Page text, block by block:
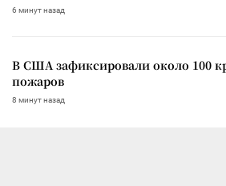
6 минут назад
В США зафиксировали около 100
пожаров
8 минут назад